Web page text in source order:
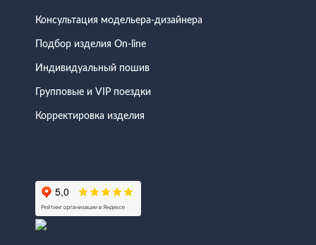
Консультация модельера-дизайнера
Подбор изделия On-line
Индивидуальный пошив
Групповые и VIP поездки
Корректировка изделия